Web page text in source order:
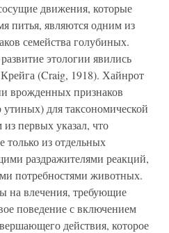
движения, которые
питья, являются одним из
семейства голубиных.
этологии явились
(Craig, 1918). Хайнрот
врожденных признаков
для таксономической
первых указал, что
только из отдельных
раздражителями реакций,
потребностями животных.
на влечения, требующие
поведение с включением
действия, которое